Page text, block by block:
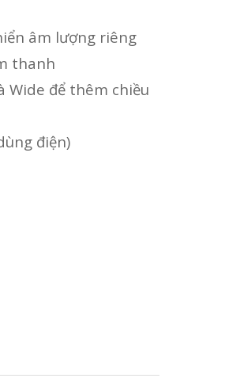
âm lượng riêng
thanh
Wide để thêm chiều
điện)